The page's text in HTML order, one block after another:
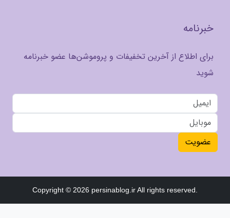
خبرنامه
برای اطلاع از آخرین تخفیفات و پروموشن‌ها عضو خبرنامه
شوید
عضویت
Copyright © 2026 persinablog.ir All rights reserved.